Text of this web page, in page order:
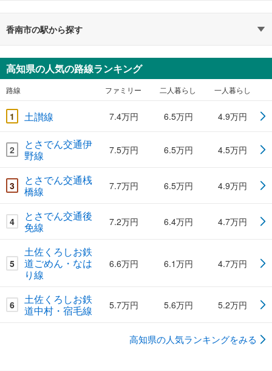
香南市の駅から探す
高知県の人気の路線ランキング
路線 ファミリー 二人暮らし 一人暮らし
1 土讃線 7.4万円 6.5万円 4.9万円
2
とさでん交通伊
野線
7.5万円 6.5万円 4.5万円
3
とさでん交通桟
橋線
7.7万円 6.5万円 4.9万円
4
とさでん交通後
免線
7.2万円 6.4万円 4.7万円
5
土佐くろしお鉄
道ごめん・なは
り線
6.6万円 6.1万円 4.7万円
6
土佐くろしお鉄
道中村・宿毛線
5.7万円 5.6万円 5.2万円
高知県の人気ランキングをみる